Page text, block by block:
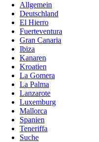
Allgemein
Deutschland
El Hierro
Fuerteventura
Gran Canaria
Ibiza
Kanaren
Kroatien
La Gomera
La Palma
Lanzarote
Luxemburg
Mallorca
Spanien
Teneriffa
Suche